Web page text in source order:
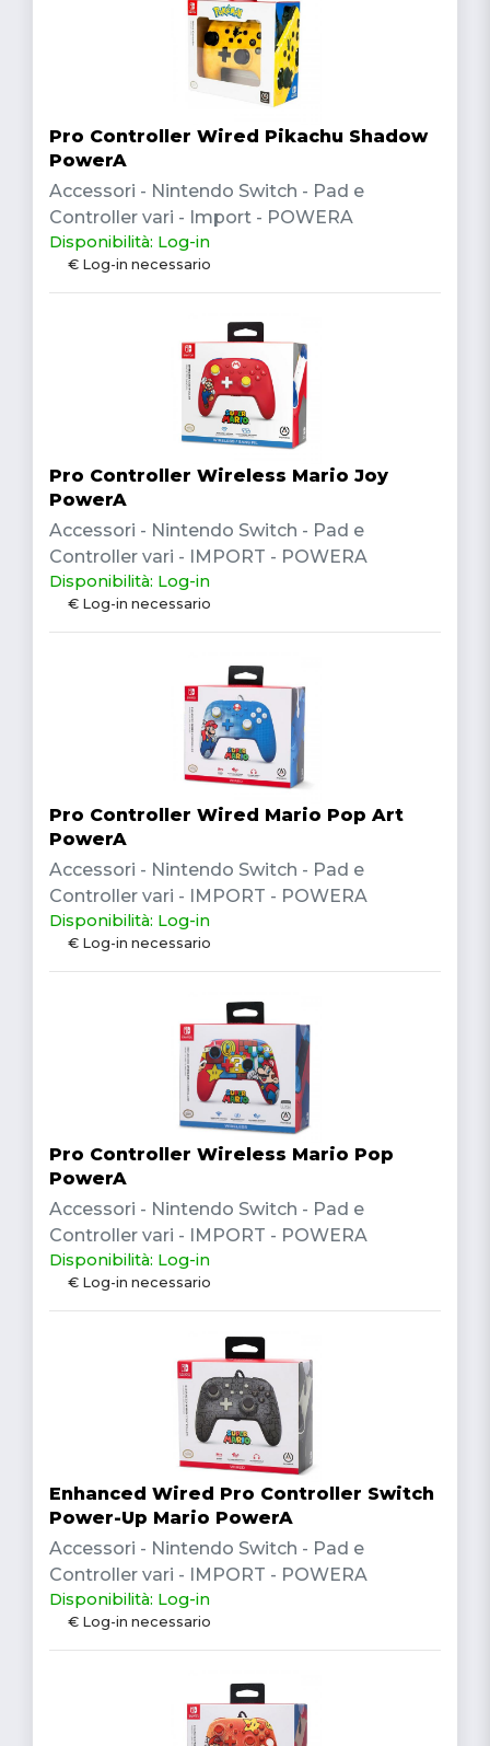
Pro Controller Wired Pikachu Shadow
PowerA
Accessori - Nintendo Switch - Pad e
Controller vari - Import - POWERA
Disponibilità: Log-in
€ Log-in necessario
Pro Controller Wireless Mario Joy
PowerA
Accessori - Nintendo Switch - Pad e
Controller vari - IMPORT - POWERA
Disponibilità: Log-in
€ Log-in necessario
Pro Controller Wired Mario Pop Art
PowerA
Accessori - Nintendo Switch - Pad e
Controller vari - IMPORT - POWERA
Disponibilità: Log-in
€ Log-in necessario
Pro Controller Wireless Mario Pop
PowerA
Accessori - Nintendo Switch - Pad e
Controller vari - IMPORT - POWERA
Disponibilità: Log-in
€ Log-in necessario
Enhanced Wired Pro Controller Switch
Power-Up Mario PowerA
Accessori - Nintendo Switch - Pad e
Controller vari - IMPORT - POWERA
Disponibilità: Log-in
€ Log-in necessario